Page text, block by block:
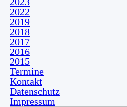
2022
2019
2018
2017
2016
2015
Termine
Kontakt
Datenschutz
Impressum